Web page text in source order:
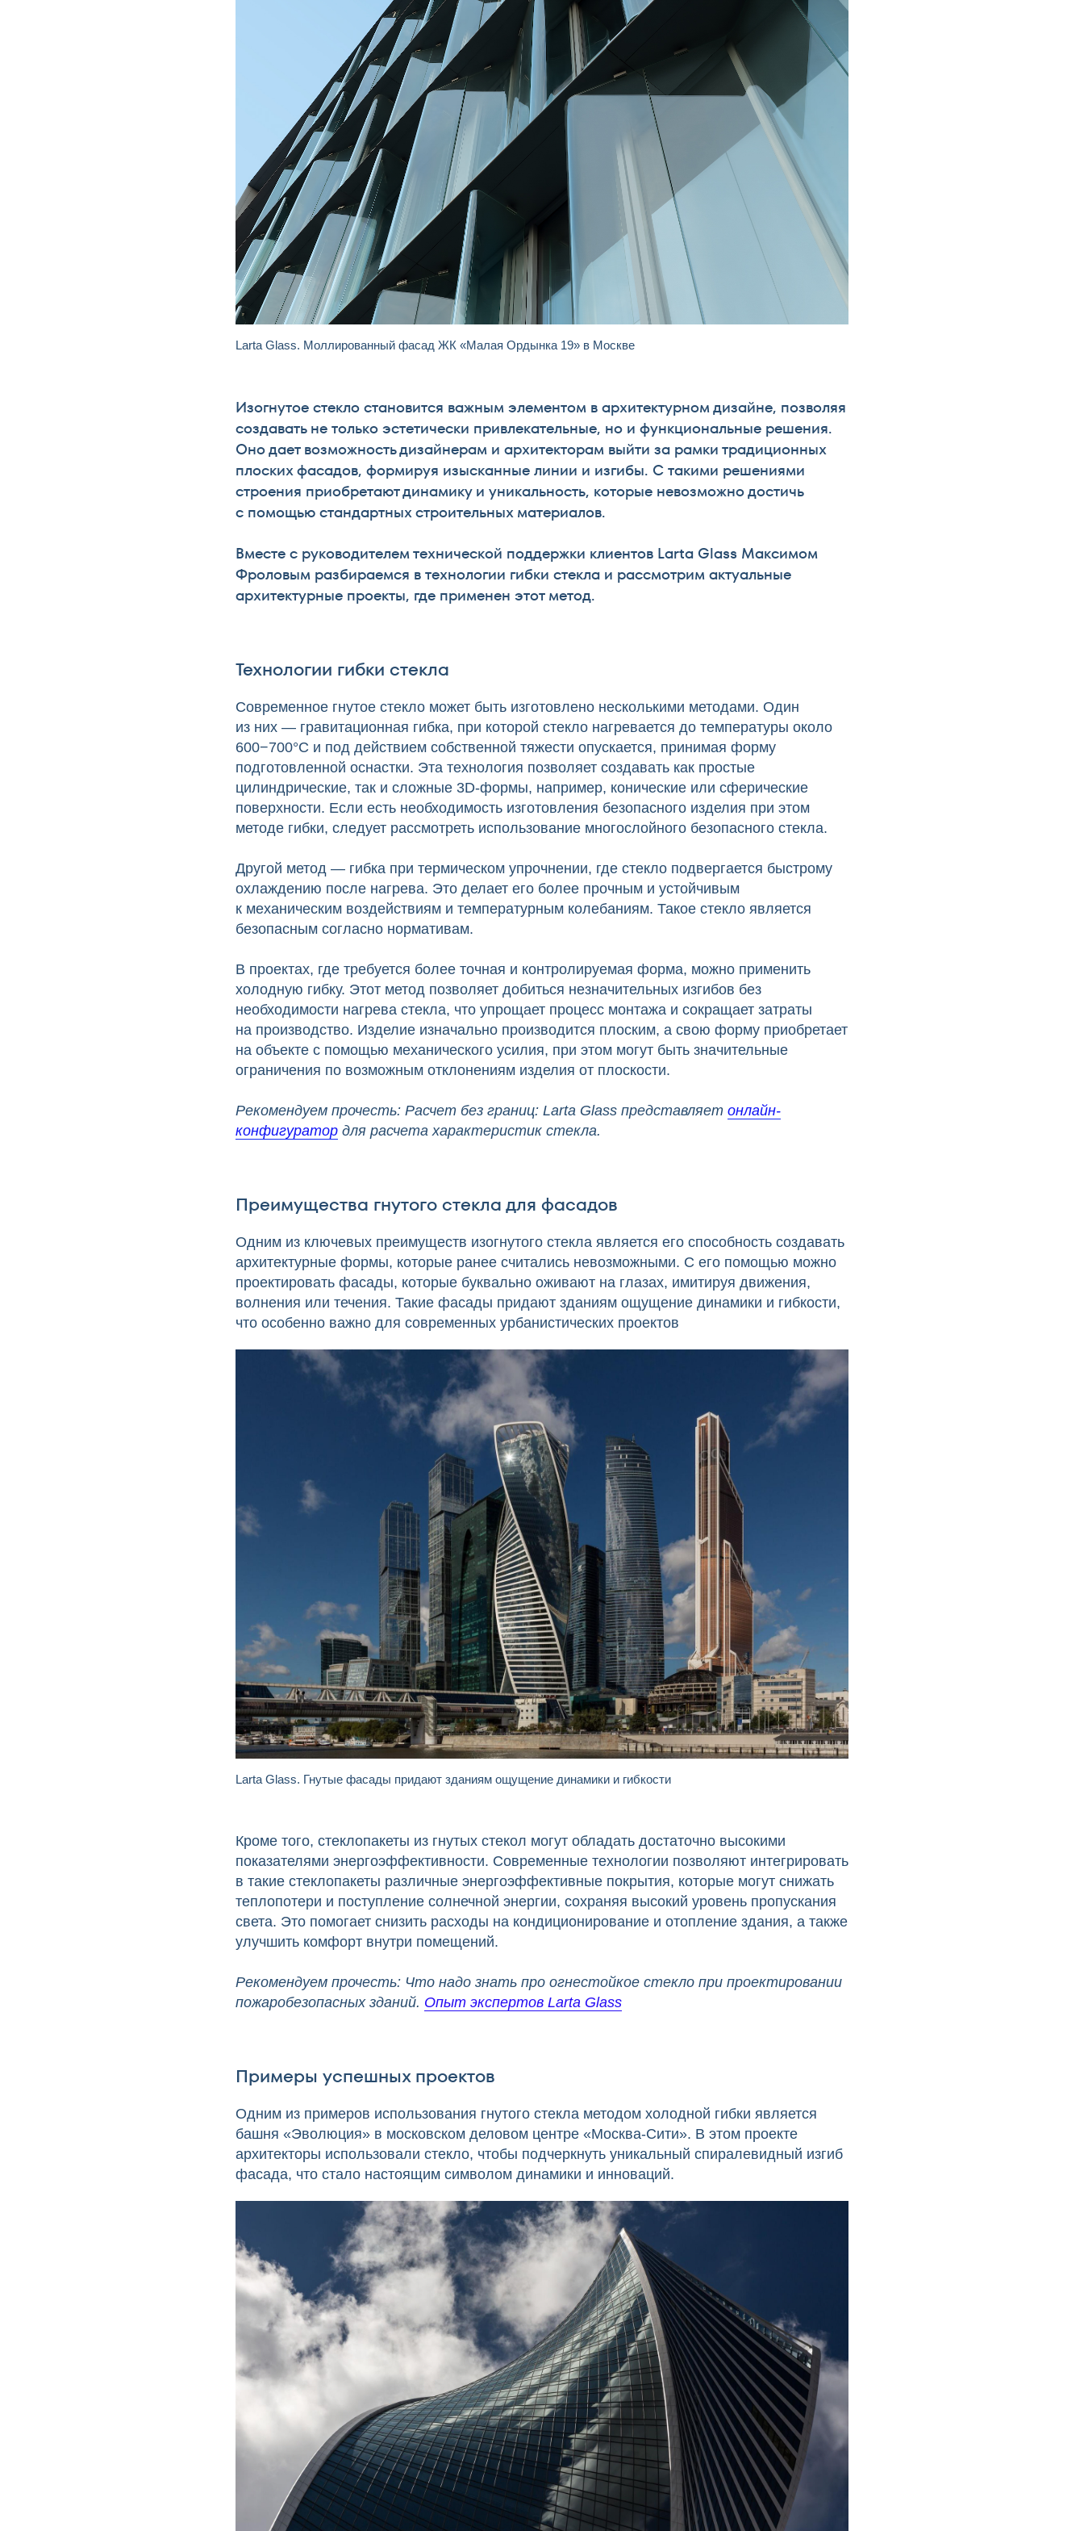
Larta Glass. Моллированный фасад ЖК «Малая Ордынка 19» в Москве
Изогнутое стекло становится важным элементом в архитектурном дизайне, позволяя
создавать не только эстетически привлекательные, но и функциональные решения.
Оно дает возможность дизайнерам и архитекторам выйти за рамки традиционных
плоских фасадов, формируя изысканные линии и изгибы. С такими решениями
строения приобретают динамику и уникальность, которые невозможно достичь
с помощью стандартных строительных материалов.
Вместе с руководителем технической поддержки клиентов Larta Glass Максимом
Фроловым разбираемся в технологии гибки стекла и рассмотрим актуальные
архитектурные проекты, где применен этот метод.
Технологии гибки стекла
Современное гнутое стекло может быть изготовлено несколькими методами. Один
из них — гравитационная гибка, при которой стекло нагревается до температуры около
600−700°C и под действием собственной тяжести опускается, принимая форму
подготовленной оснастки. Эта технология позволяет создавать как простые
цилиндрические, так и сложные 3D-формы, например, конические или сферические
поверхности. Если есть необходимость изготовления безопасного изделия при этом
методе гибки, следует рассмотреть использование многослойного безопасного стекла.
Другой метод — гибка при термическом упрочнении, где стекло подвергается быстрому
охлаждению после нагрева. Это делает его более прочным и устойчивым
к механическим воздействиям и температурным колебаниям. Такое стекло является
безопасным согласно нормативам.
В проектах, где требуется более точная и контролируемая форма, можно применить
холодную гибку. Этот метод позволяет добиться незначительных изгибов без
необходимости нагрева стекла, что упрощает процесс монтажа и сокращает затраты
на производство. Изделие изначально производится плоским, а свою форму приобретает
на объекте с помощью механического усилия, при этом могут быть значительные
ограничения по возможным отклонениям изделия от плоскости.
Рекомендуем прочесть: Расчет без границ: Larta Glass представляет онлайн-
конфигуратор для расчета характеристик стекла.
Преимущества гнутого стекла для фасадов
Одним из ключевых преимуществ изогнутого стекла является его способность создавать
архитектурные формы, которые ранее считались невозможными. С его помощью можно
проектировать фасады, которые буквально оживают на глазах, имитируя движения,
волнения или течения. Такие фасады придают зданиям ощущение динамики и гибкости,
что особенно важно для современных урбанистических проектов
Larta Glass. Гнутые фасады придают зданиям ощущение динамики и гибкости
Кроме того, стеклопакеты из гнутых стекол могут обладать достаточно высокими
показателями энергоэффективности. Современные технологии позволяют интегрировать
в такие стеклопакеты различные энергоэффективные покрытия, которые могут снижать
теплопотери и поступление солнечной энергии, сохраняя высокий уровень пропускания
света. Это помогает снизить расходы на кондиционирование и отопление здания, а также
улучшить комфорт внутри помещений.
Рекомендуем прочесть: Что надо знать про огнестойкое стекло при проектировании
пожаробезопасных зданий. Опыт экспертов Larta Glass
Примеры успешных проектов
Одним из примеров использования гнутого стекла методом холодной гибки является
башня «Эволюция» в московском деловом центре «Москва-Сити». В этом проекте
архитекторы использовали стекло, чтобы подчеркнуть уникальный спиралевидный изгиб
фасада, что стало настоящим символом динамики и инноваций.